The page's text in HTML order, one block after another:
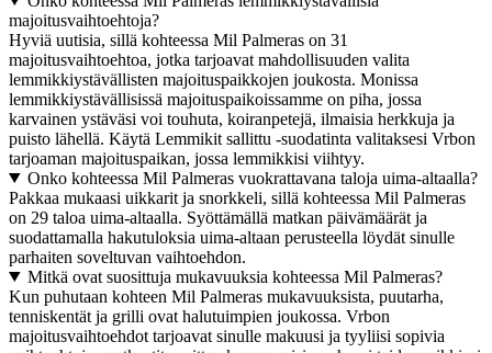
majoitusvaihtoehtoja?
Hyviä uutisia, sillä kohteessa Mil Palmeras on 31
majoitusvaihtoehtoa, jotka tarjoavat mahdollisuuden valita
lemmikkiystävällisten majoituspaikkojen joukosta. Monissa
lemmikkiystävällisissä majoituspaikoissamme on piha, jossa
karvainen ystäväsi voi touhuta, koiranpetejä, ilmaisia herkkuja ja
puisto lähellä. Käytä Lemmikit sallittu -suodatinta valitaksesi Vrbon
tarjoaman majoituspaikan, jossa lemmikkisi viihtyy.
Onko kohteessa Mil Palmeras vuokrattavana taloja uima-altaalla?
Pakkaa mukaasi uikkarit ja snorkkeli, sillä kohteessa Mil Palmeras
on 29 taloa uima-altaalla. Syöttämällä matkan päivämäärät ja
suodattamalla hakutuloksia uima-altaan perusteella löydät sinulle
parhaiten soveltuvan vaihtoehdon.
Mitkä ovat suosittuja mukavuuksia kohteessa Mil Palmeras?
Kun puhutaan kohteen Mil Palmeras mukavuuksista, puutarha,
tenniskentät ja grilli ovat halutuimpien joukossa. Vrbon
majoitusvaihtoehdot tarjoavat sinulle makuusi ja tyyliisi sopivia